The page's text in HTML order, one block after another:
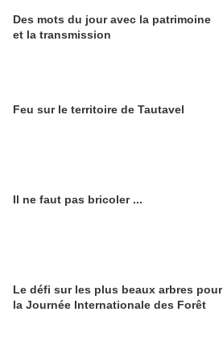
Des mots du jour avec la patrimoine
et la transmission
Feu sur le territoire de Tautavel
Il ne faut pas bricoler ...
Le défi sur les plus beaux arbres pour
la Journée Internationale des Forêt